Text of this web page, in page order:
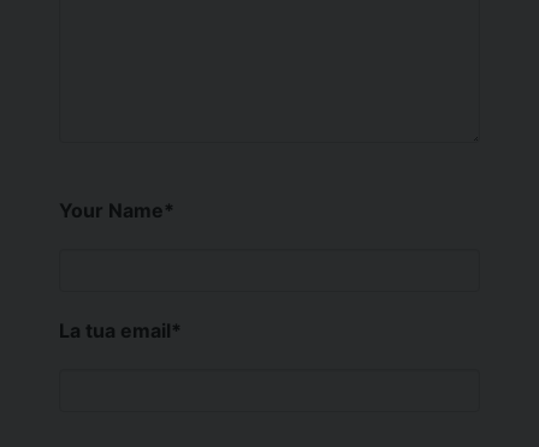
Your Name*
La tua email*